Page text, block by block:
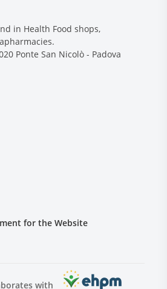
in Health Food shops,
Ponte San Nicolò - Padova
for the Website
with